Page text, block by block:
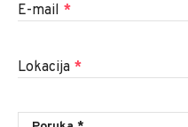
E-mail *
Lokacija *